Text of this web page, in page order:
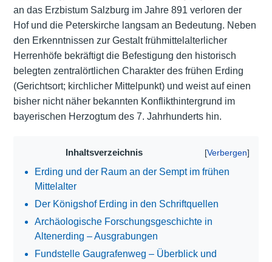
an das Erzbistum Salzburg im Jahre 891 verloren der
Hof und die Peterskirche langsam an Bedeutung. Neben
den Erkenntnissen zur Gestalt frühmittelalterlicher
Herrenhöfe bekräftigt die Befestigung den historisch
belegten zentralörtlichen Charakter des frühen Erding
(Gerichtsort; kirchlicher Mittelpunkt) und weist auf einen
bisher nicht näher bekannten Konflikthintergrund im
bayerischen Herzogtum des 7. Jahrhunderts hin.
Inhaltsverzeichnis
Erding und der Raum an der Sempt im frühen
Mittelalter
Der Königshof Erding in den Schriftquellen
Archäologische Forschungsgeschichte in
Altenerding – Ausgrabungen
Fundstelle Gaugrafenweg – Überblick und